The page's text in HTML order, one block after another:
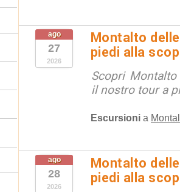
ago
27
2026
Montalto
piedi alla
Scopri
il nostro tour a
Escursioni a
ago
28
2026
Montalto
piedi alla